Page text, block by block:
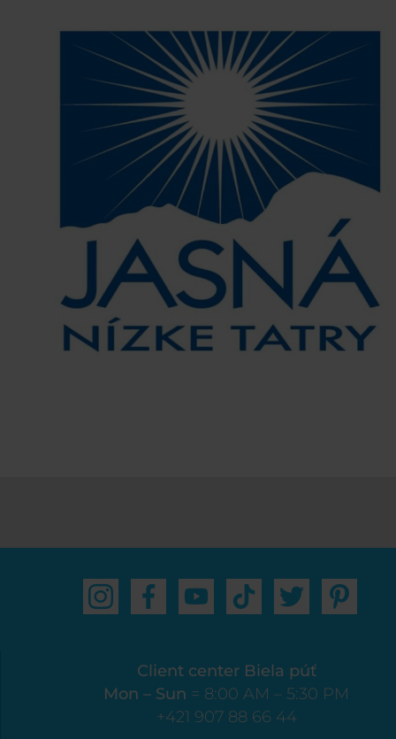
Client center Biela púť
Mon – Sun = 8:00 AM – 5:30 PM
+421 907 88 66 44